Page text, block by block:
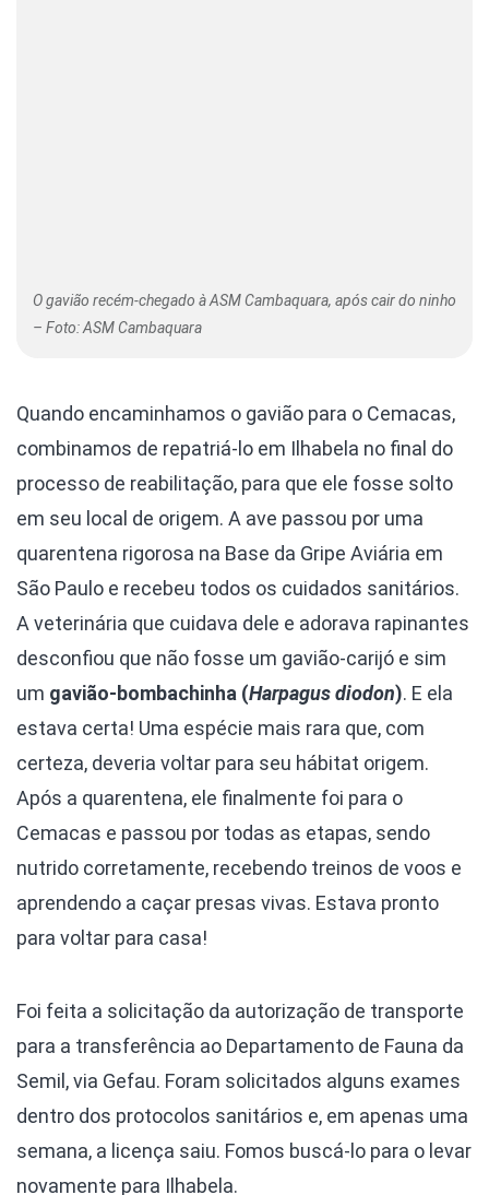
O gavião recém-chegado à ASM Cambaquara, após cair do ninho
– Foto: ASM Cambaquara
Quando encaminhamos o gavião para o Cemacas,
combinamos de repatriá-lo em Ilhabela no final do
processo de reabilitação, para que ele fosse solto
em seu local de origem. A ave passou por uma
quarentena rigorosa na Base da Gripe Aviária em
São Paulo e recebeu todos os cuidados sanitários.
A veterinária que cuidava dele e adorava rapinantes
desconfiou que não fosse um gavião-carijó e sim
um gavião-bombachinha (Harpagus diodon). E ela
estava certa! Uma espécie mais rara que, com
certeza, deveria voltar para seu hábitat origem.
Após a quarentena, ele finalmente foi para o
Cemacas e passou por todas as etapas, sendo
nutrido corretamente, recebendo treinos de voos e
aprendendo a caçar presas vivas. Estava pronto
para voltar para casa!
Foi feita a solicitação da autorização de transporte
para a transferência ao Departamento de Fauna da
Semil, via Gefau. Foram solicitados alguns exames
dentro dos protocolos sanitários e, em apenas uma
semana, a licença saiu. Fomos buscá-lo para o levar
novamente para Ilhabela.